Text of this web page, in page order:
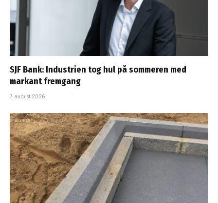
SJF Bank: Industrien tog hul på sommeren med
markant fremgang
7. august 2026